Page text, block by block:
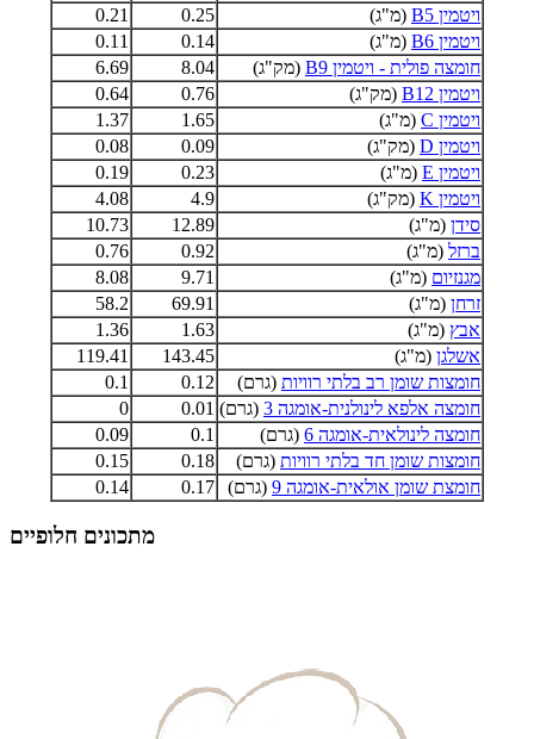
ויטמין B5
(מ"ג) 0.25
0.21
ויטמין B6
(מ"ג) 0.14
0.11
חומצה פולית - ויטמין B9
(מק"ג) 8.04
6.69
ויטמין B12
(מק"ג) 0.76
0.64
ויטמין C
(מ"ג) 1.65
1.37
ויטמין D
(מק"ג) 0.09
0.08
ויטמין E
(מ"ג) 0.23
0.19
ויטמין K
(מק"ג) 4.9
4.08
סידן (מ"ג) 12.89
10.73
ברזל (מ"ג) 0.92
0.76
מגנזיום (מ"ג) 9.71
8.08
זרחן (מ"ג) 69.91
58.2
אבץ (מ"ג) 1.63
1.36
אשלגן (מ"ג) 143.45
119.41
חומצות שומן רב בלתי רוויות (גרם) 0.12
0.1
חומצה אלפא לינולנית-אומגה 3
(גרם) 0.01
0
חומצה לינולאית-אומגה 6
(גרם) 0.1
0.09
חומצות שומן חד בלתי רוויות (גרם) 0.18
0.15
חומצת שומן אולאית-אומגה 9
(גרם) 0.17
0.14
מתכונים חלופיים